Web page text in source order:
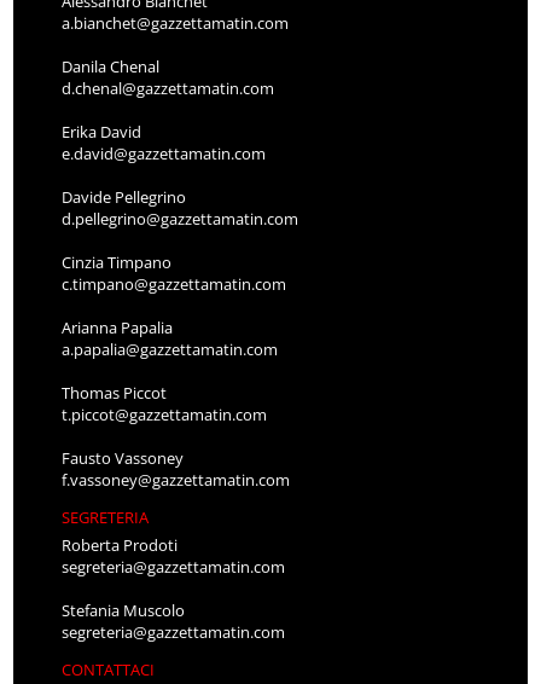
a.bianchet@gazzettamatin.com
Danila Chenal
d.chenal@gazzettamatin.com
Erika David
e.david@gazzettamatin.com
Davide Pellegrino
d.pellegrino@gazzettamatin.com
Cinzia Timpano
c.timpano@gazzettamatin.com
Arianna Papalia
a.papalia@gazzettamatin.com
Thomas Piccot
t.piccot@gazzettamatin.com
Fausto Vassoney
f.vassoney@gazzettamatin.com
SEGRETERIA
Roberta Prodoti
segreteria@gazzettamatin.com
Stefania Muscolo
segreteria@gazzettamatin.com
CONTATTACI